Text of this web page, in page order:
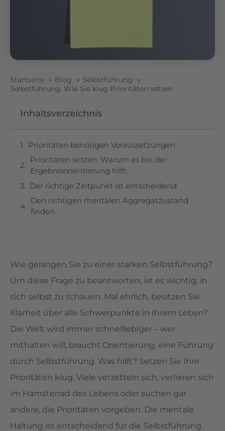
Startseite Blog
Selbstführung
Selbstführung: Wie Sie klug Prioritäten setzen
Inhaltsverzeichnis
Prioritäten benötigen Voraussetzungen
Prioritäten setzen: Warum es bei der
Ergebnisorientierung hilft:
Der richtige Zeitpunkt ist entscheidend
Den richtigen mentalen Aggregatzustand
finden
Wie gelangen Sie zu einer starken Selbstführung?
Um diese Frage zu beantworten, ist es wichtig, in
sich selbst zu schauen. Mal ehrlich, besitzen Sie
Klarheit über alle Schwerpunkte in Ihrem Leben?
Die Welt wird immer schnelllebiger – wer
mithalten will, braucht Orientierung, eine Führung
durch Selbstführung. Was hilft? Setzen Sie Ihre
Prioritäten klug. Viele verzetteln sich, verlieren sich
im Hamsterrad des Lebens oder suchen gar
andere, die Prioritäten vorgeben. Die mentale
Haltung ist entscheidend für die Selbstführung.